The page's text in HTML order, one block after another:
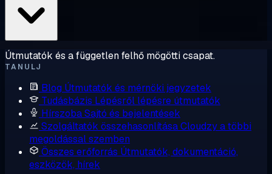
Útmutatók és a független felhő mögötti csapat.
TANULJ
Blog Útmutatók és mérnöki jegyzetek
Tudásbázis Lépésről lépésre útmutatók
HírszobaSajtó és bejelentések
Szolgáltatók összehasonlításaCloudzy a többi
megoldással szemben
Összes erőforrás Útmutatók, dokumentáció,
eszközök, hírek